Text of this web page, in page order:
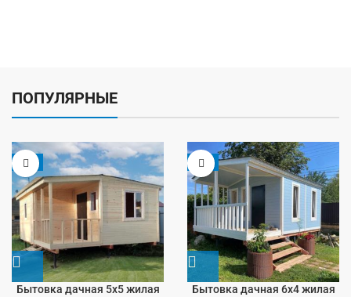
ПОПУЛЯРНЫЕ
-5%
Бытовка дачная 5х5 жилая
-9%
Бытовка дачная 6х4 жилая